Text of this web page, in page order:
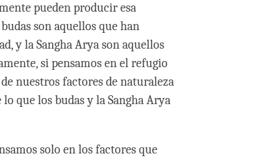
pueden producir esa
son aquellos que han
y la Sangha Arya son aquellos
si pensamos en el refugio
nuestros factores de naturaleza
que los budas y la Sangha Arya
solo en los factores que